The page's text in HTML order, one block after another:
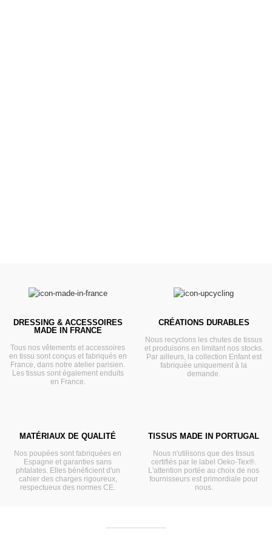
DRESSING & ACCESSOIRES
MADE IN FRANCE
Tous nos vêtements et accessoires
en tissu sont conçus et fabriqués en
France, dans notre atelier parisien.
Les tissus sont également enduits
en France.
CRÉATIONS DURABLES
Nous recyclons les chutes de tissus
et produisons en limitant nos stocks.
Par ailleurs, la collection Enfant est
fabriquée uniquement à la
demande.
MATÉRIAUX DE QUALITÉ
Nos poupées sont fabriquées en
Espagne et garanties sans
phtalates. Elles bénéficient d'un
cahier des charges rigoureux,
respectueux des normes CE.
TISSUS MADE IN PORTUGAL
Nous n'utilisons que des tissus
certifiés par le label Oeko-Tex®.
L'attention portée au choix de nos
fournisseurs est primordiale pour
nous.